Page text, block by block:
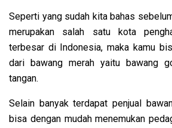
Seperti yang sudah kita bahas
merupakan salah satu kota
terbesar di Indonesia, maka kamu
dari bawang merah yaitu bawang
tangan.
Selain banyak terdapat penjual
bisa dengan mudah menemukan